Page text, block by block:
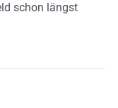
schon längst